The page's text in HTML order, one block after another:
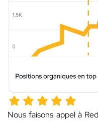
Nous faisons appel à